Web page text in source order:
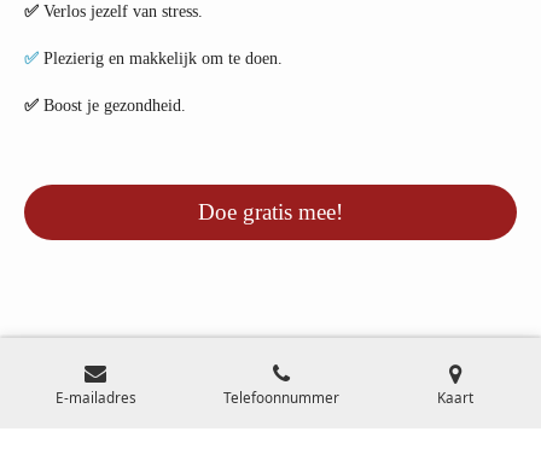
✅ Verlos jezelf van stress.
✅ Plezierig en makkelijk om te doen.
✅ Boost je gezondheid.
Doe gratis mee!
a
o
E-mailadres Telefoonnummer Kaart